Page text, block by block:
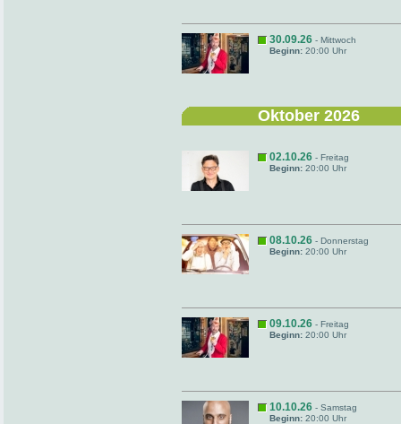
30.09.26 - Mittwoch
Beginn: 20:00 Uhr
Oktober 2026
02.10.26 - Freitag
Beginn: 20:00 Uhr
08.10.26 - Donnerstag
Beginn: 20:00 Uhr
09.10.26 - Freitag
Beginn: 20:00 Uhr
10.10.26 - Samstag
Beginn: 20:00 Uhr